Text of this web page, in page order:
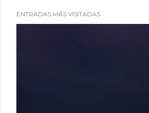
ENTRADAS MÁS VISITADAS